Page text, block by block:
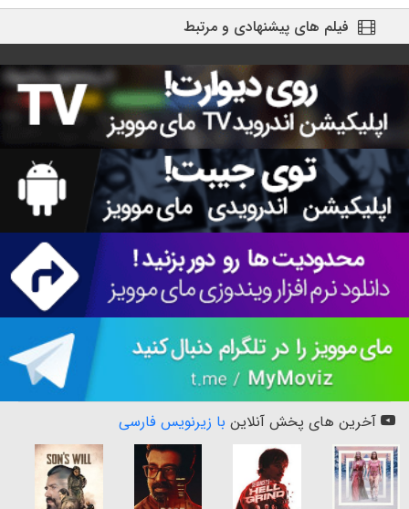
فیلم های پیشنهادی و مرتبط
آخرین های پخش آنلاین با زیرنویس فارسی